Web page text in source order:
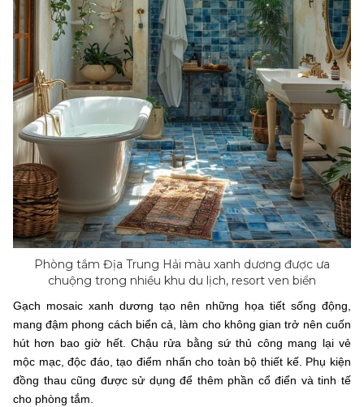
Phòng tắm Địa Trung Hải màu xanh dương được ưa
chuộng trong nhiều khu du lịch, resort ven biển
Gạch mosaic xanh dương tạo nên những họa tiết sống động,
mang đậm phong cách biển cả, làm cho không gian trở nên cuốn
hút hơn bao giờ hết. Chậu rửa bằng sứ thủ công mang lại vẻ
mộc mạc, độc đáo, tạo điểm nhấn cho toàn bộ thiết kế. Phụ kiện
đồng thau cũng được sử dụng để thêm phần cổ điển và tinh tế
cho phòng tắm.